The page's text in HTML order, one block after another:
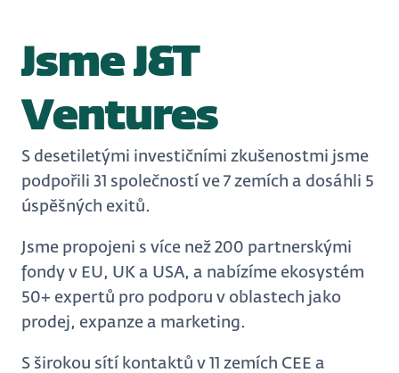
Jsme J&T
Ventures
S desetiletými investičními zkušenostmi jsme
podpořili 31 společností ve 7 zemích a dosáhli 5
úspěšných exitů.
Jsme propojeni s více než 200 partnerskými
fondy v EU, UK a USA, a nabízíme ekosystém
50+ expertů pro podporu v oblastech jako
prodej, expanze a marketing.
S širokou sítí kontaktů v 11 zemích CEE a